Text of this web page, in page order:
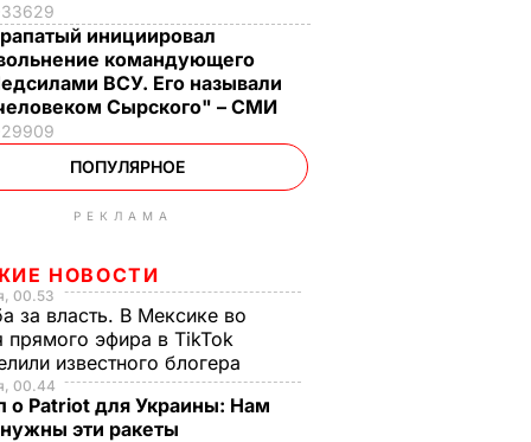
33629
инициировал
командующего
ВСУ. Его называли
Сырского" – СМИ
29909
ПОПУЛЯРНОЕ
РЕКЛАМА
НОВОСТИ
00.53
за власть. В Мексике во
прямого эфира в TikTok
известного блогера
00.44
о Patriot для Украины: Нам
эти ракеты